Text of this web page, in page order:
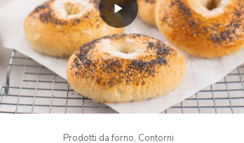
Prodotti da forno, Contorni